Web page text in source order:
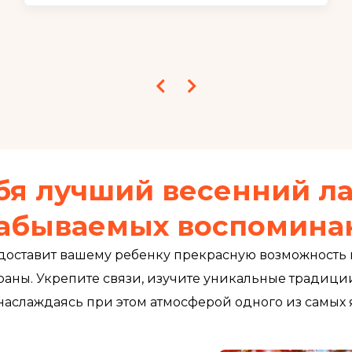
лучший весенний
вашему ребенку прекрасную
Укрепите связи, изучите уникальные
при этом атмосферой одного из самых